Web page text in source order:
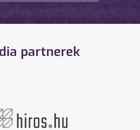
partnerek